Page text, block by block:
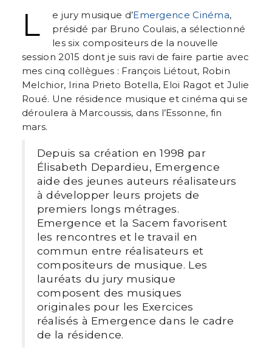
L e jury musique d’Emergence Cinéma,
présidé par Bruno Coulais, a sélectionné
les six compositeurs de la nouvelle
session 2015 dont je suis ravi de faire partie avec
mes cinq collègues : François Liétout, Robin
Melchior, Irina Prieto Botella, Eloi Ragot et Julie
Roué. Une résidence musique et cinéma qui se
déroulera à Marcoussis, dans l’Essonne, fin
mars.
Depuis sa création en 1998 par
Élisabeth Depardieu, Emergence
aide des jeunes auteurs réalisateurs
à développer leurs projets de
premiers longs métrages.
Emergence et la Sacem favorisent
les rencontres et le travail en
commun entre réalisateurs et
compositeurs de musique. Les
lauréats du jury musique
composent des musiques
originales pour les Exercices
réalisés à Emergence dans le cadre
de la résidence.